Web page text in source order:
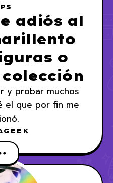
adiós al
o
y probar muchos
el que por fin me